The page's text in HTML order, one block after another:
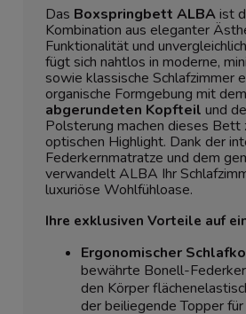
Das Boxspringbett ALBAist
Kombination aus eleganter
Funktionalität und
fügt sich nahtlos in moderne,
sowie klassische Schlafzimmer
organische Formgebung mit
abgerundeten Kopfteil und
Polsterung machen dieses Bett
optischen Highlight. Dank der
Federkernmatratze und dem
verwandelt ALBA Ihr
luxuriöse Wohlfühloase.
Ihre exklusiven Vorteile auf
Ergonomischer
bewährte Bonell-
den Körper
der beiliegende Topper für